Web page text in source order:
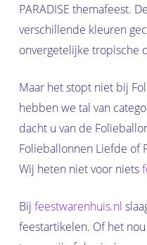
PARADISE themafeest.
verschillende kleuren
onvergetelijke tropische
Maar het stopt niet bij
hebben we tal van
dacht u van de
Folieballonnen Liefde of
Wij heten niet voor niets
Bij feestwarenhuis.nl
feestartikelen. Of het